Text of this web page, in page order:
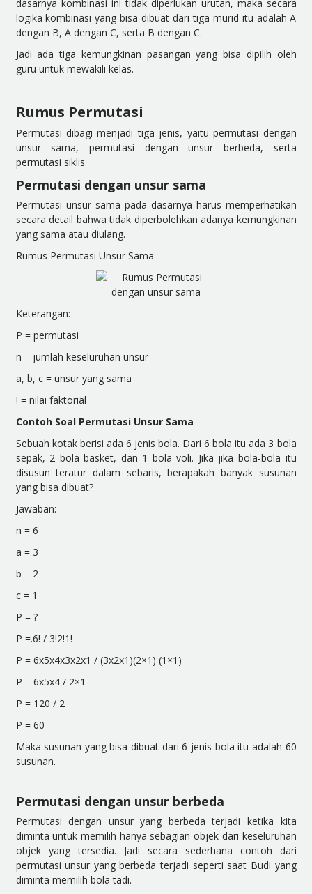
dasarnya kombinasi ini tidak diperlukan urutan, maka secara
logika kombinasi yang bisa dibuat dari tiga murid itu adalah A
dengan B, A dengan C, serta B dengan C.
Jadi ada tiga kemungkinan pasangan yang bisa dipilih oleh
guru untuk mewakili kelas.
Rumus Permutasi
Permutasi dibagi menjadi tiga jenis, yaitu permutasi dengan
unsur sama, permutasi dengan unsur berbeda, serta
permutasi siklis.
Permutasi dengan unsur sama
Permutasi unsur sama pada dasarnya harus memperhatikan
secara detail bahwa tidak diperbolehkan adanya kemungkinan
yang sama atau diulang.
Rumus Permutasi Unsur Sama:
Keterangan:
P = permutasi
n = jumlah keseluruhan unsur
a, b, c = unsur yang sama
! = nilai faktorial
Contoh Soal Permutasi Unsur Sama
Sebuah kotak berisi ada 6 jenis bola. Dari 6 bola itu ada 3 bola
sepak, 2 bola basket, dan 1 bola voli. Jika jika bola-bola itu
disusun teratur dalam sebaris, berapakah banyak susunan
yang bisa dibuat?
Jawaban:
n = 6
a = 3
b = 2
c = 1
P = ?
P =.6! / 3!2!1!
P = 6x5x4x3x2x1 / (3x2x1)(2×1) (1×1)
P = 6x5x4 / 2×1
P = 120 / 2
P = 60
Maka susunan yang bisa dibuat dari 6 jenis bola itu adalah 60
susunan.
Permutasi dengan unsur berbeda
Permutasi dengan unsur yang berbeda terjadi ketika kita
diminta untuk memilih hanya sebagian objek dari keseluruhan
objek yang tersedia. Jadi secara sederhana contoh dari
permutasi unsur yang berbeda terjadi seperti saat Budi yang
diminta memilih bola tadi.